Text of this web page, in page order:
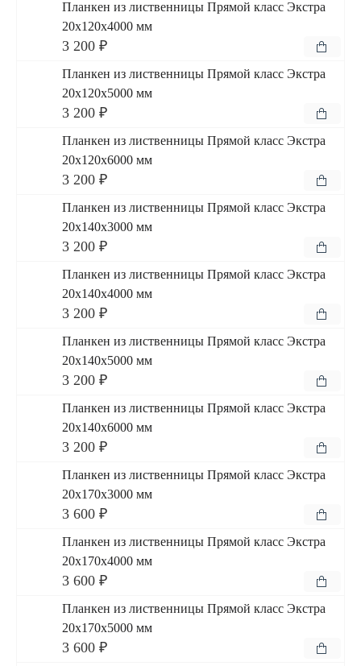
Планкен из лиственницы Прямой класс Экстра
20x120x4000 мм
3 200 ₽
Планкен из лиственницы Прямой класс Экстра
20x120x5000 мм
3 200 ₽
Планкен из лиственницы Прямой класс Экстра
20x120x6000 мм
3 200 ₽
Планкен из лиственницы Прямой класс Экстра
20x140x3000 мм
3 200 ₽
Планкен из лиственницы Прямой класс Экстра
20x140x4000 мм
3 200 ₽
Планкен из лиственницы Прямой класс Экстра
20x140x5000 мм
3 200 ₽
Планкен из лиственницы Прямой класс Экстра
20x140x6000 мм
3 200 ₽
Планкен из лиственницы Прямой класс Экстра
20x170x3000 мм
3 600 ₽
Планкен из лиственницы Прямой класс Экстра
20x170x4000 мм
3 600 ₽
Планкен из лиственницы Прямой класс Экстра
20x170x5000 мм
3 600 ₽